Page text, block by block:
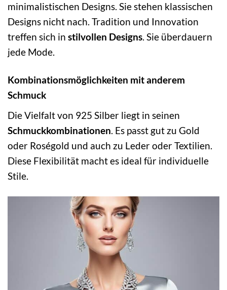
minimalistischen Designs. Sie stehen klassischen
Designs nicht nach. Tradition und Innovation
treffen sich in stilvollen Designs. Sie überdauern
jede Mode.
Kombinationsmöglichkeiten mit anderem
Schmuck
Die Vielfalt von 925 Silber liegt in seinen
Schmuckkombinationen. Es passt gut zu Gold
oder Roségold und auch zu Leder oder Textilien.
Diese Flexibilität macht es ideal für individuelle
Stile.